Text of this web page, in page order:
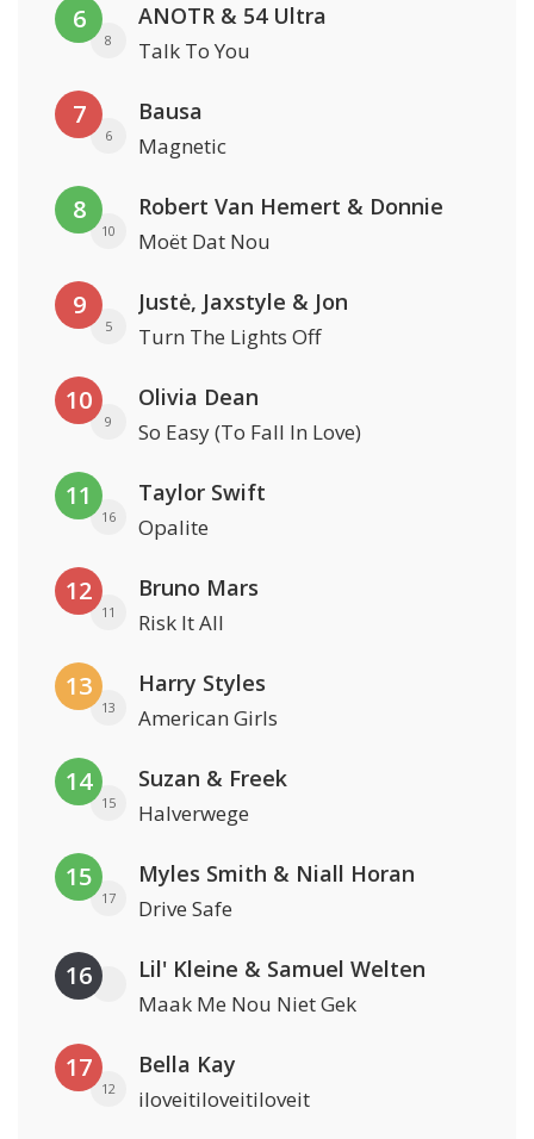
6
8
ANOTR & 54 Ultra
Talk To You
7
6
Bausa
Magnetic
8
10
Robert Van Hemert & Donnie
Moët Dat Nou
9
5
Justė, Jaxstyle & Jon
Turn The Lights Off
10
9
Olivia Dean
So Easy (To Fall In Love)
11
16
Taylor Swift
Opalite
12
11
Bruno Mars
Risk It All
13
13
Harry Styles
American Girls
14
15
Suzan & Freek
Halverwege
15
17
Myles Smith & Niall Horan
Drive Safe
16 Lil' Kleine & Samuel Welten
Maak Me Nou Niet Gek
17
12
Bella Kay
iloveitiloveitiloveit